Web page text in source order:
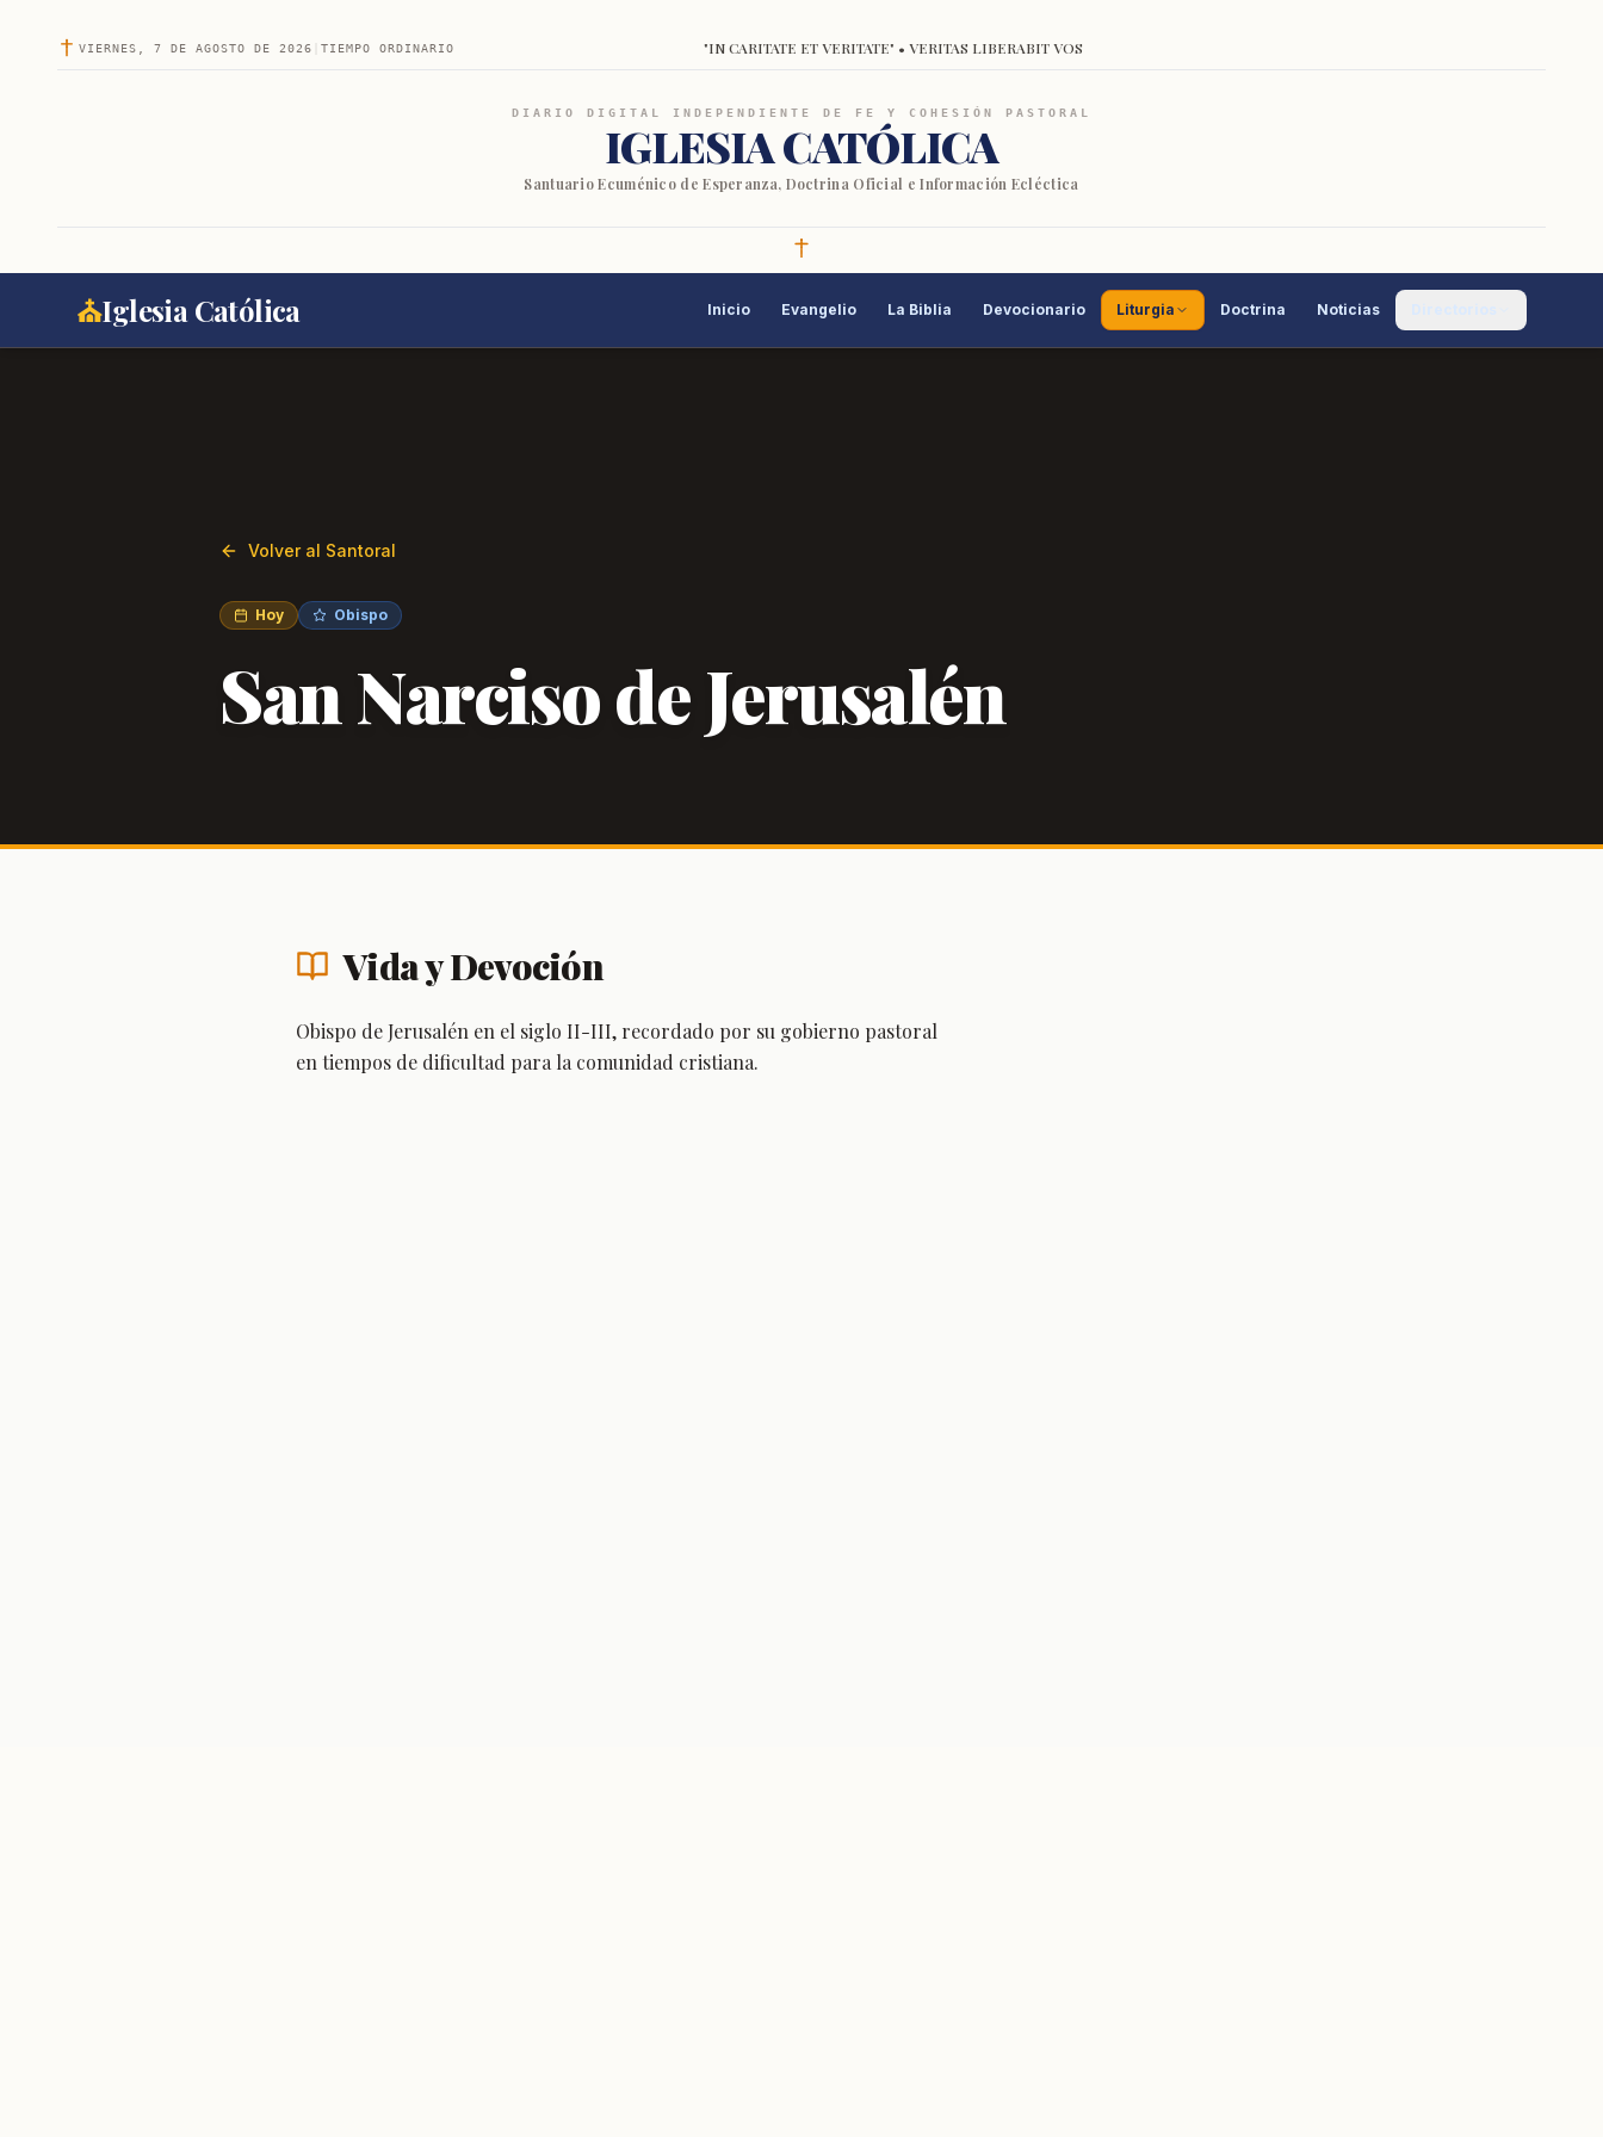
VIERNES, 7 DE AGOSTO DE 2026 TIEMPO ORDINARIO "IN CARITATE ET VERITATE" • VERITAS LIBERABIT VOS
DIARIO DIGITAL INDEPENDIENTE DE FE Y COHESIÓN PASTORAL
IGLESIA CATÓLICA
Santuario Ecuménico de Esperanza, Doctrina Oficial e Información Ecléctica
⛪Iglesia Católica Inicio Evangelio La Biblia Devocionario Liturgia Doctrina Noticias
Volver al Santoral
Hoy Obispo
San Narciso de Jerusalén
Vida y Devoción
Obispo de Jerusalén en el siglo II-III, recordado por su gobierno pastoral
en tiempos de dificultad para la comunidad cristiana.